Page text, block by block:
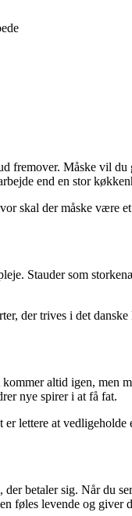
fremover. Måske vil
end en stor
skal der måske være
Stauder som
der trives i det
altid igen,
nye spirer i at få fat.
lettere at vedligeholde
betaler sig. Når du
føles levende og giver